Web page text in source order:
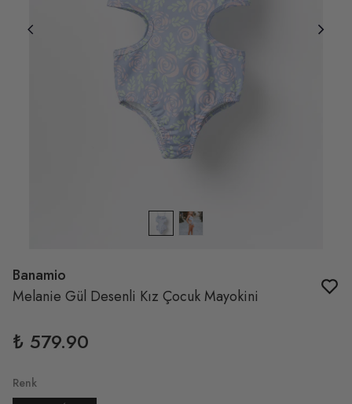
Banamio
Melanie Gül Desenli Kız Çocuk Mayokini
₺ 579.90
Renk